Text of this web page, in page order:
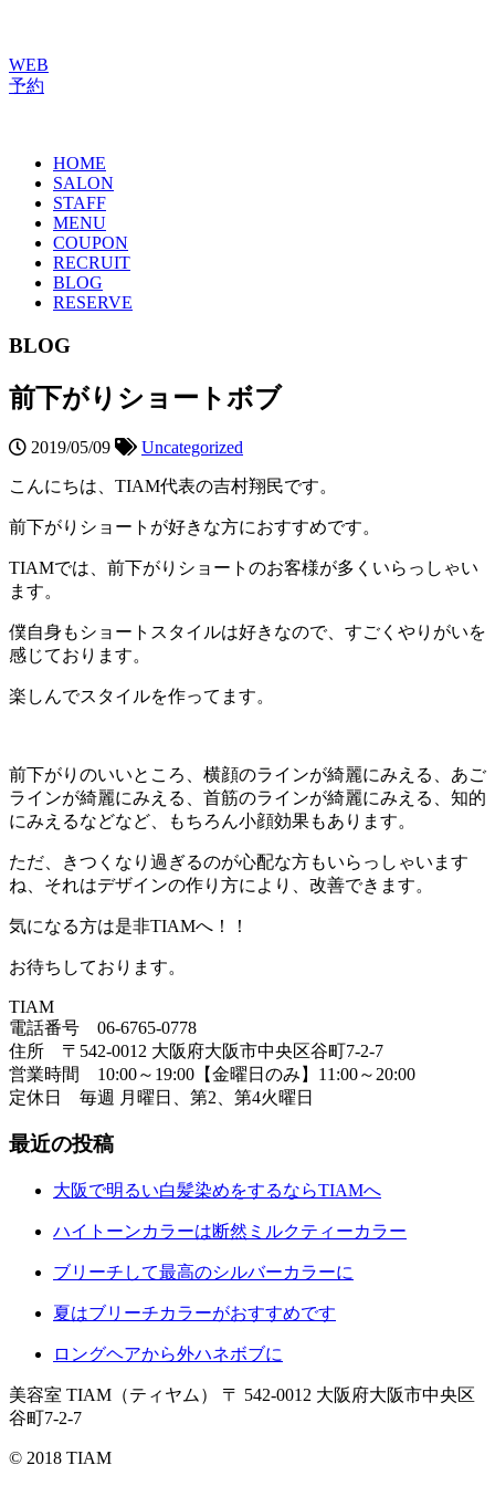
WEB
予約
HOME
SALON
STAFF
MENU
COUPON
RECRUIT
BLOG
RESERVE
BLOG
前下がりショートボブ
2019/05/09 Uncategorized
こんにちは、TIAM代表の吉村翔民です。
前下がりショートが好きな方におすすめです。
TIAMでは、前下がりショートのお客様が多くいらっしゃい
ます。
僕自身もショートスタイルは好きなので、すごくやりがいを
感じております。
楽しんでスタイルを作ってます。
前下がりのいいところ、横顔のラインが綺麗にみえる、あご
ラインが綺麗にみえる、首筋のラインが綺麗にみえる、知的
にみえるなどなど、もちろん小顔効果もあります。
ただ、きつくなり過ぎるのが心配な方もいらっしゃいます
ね、それはデザインの作り方により、改善できます。
気になる方は是非TIAMへ！！
お待ちしております。
TIAM
電話番号 06-6765-0778
住所 〒542-0012 大阪府大阪市中央区谷町7-2-7
営業時間 10:00～19:00【金曜日のみ】11:00～20:00
定休日 毎週 月曜日、第2、第4火曜日
最近の投稿
大阪で明るい白髪染めをするならTIAMへ
ハイトーンカラーは断然ミルクティーカラー
ブリーチして最高のシルバーカラーに
夏はブリーチカラーがおすすめです
ロングヘアから外ハネボブに
美容室 TIAM（ティヤム）
〒 542-0012 大阪府大阪市中央区
谷町7-2-7
© 2018 TIAM